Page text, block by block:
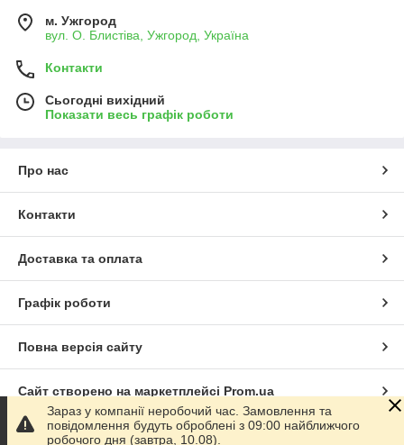
м. Ужгород
вул. О. Блистіва, Ужгород, Україна
Контакти
Сьогодні вихідний
Показати весь графік роботи
Про нас
Контакти
Доставка та оплата
Графік роботи
Повна версія сайту
Сайт створено на маркетплейсі Prom.ua
Політика конфіденційності
Зараз у компанії неробочий час. Замовлення та
повідомлення будуть оброблені з 09:00 найближчого
робочого дня (завтра, 10.08).